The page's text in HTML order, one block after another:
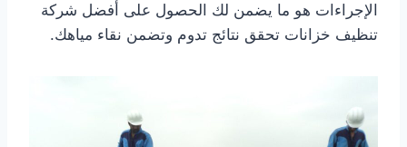
الإجراءات هو ما يضمن لك الحصول على أفضل شركة
تنظيف خزانات تحقق نتائج تدوم وتضمن نقاء مياهك.